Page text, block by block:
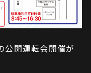
開運転会開催が